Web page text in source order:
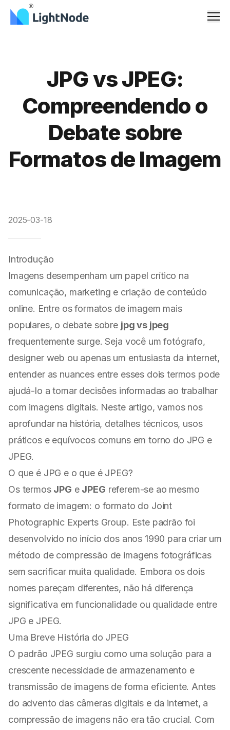
JPG vs JPEG:
Compreendendo o
Debate sobre
Formatos de Imagem
2025-03-18
Introdução
Imagens desempenham um papel crítico na
comunicação, marketing e criação de conteúdo
online. Entre os formatos de imagem mais
populares, o debate sobre jpg vs jpeg
frequentemente surge. Seja você um fotógrafo,
designer web ou apenas um entusiasta da internet,
entender as nuances entre esses dois termos pode
ajudá-lo a tomar decisões informadas ao trabalhar
com imagens digitais. Neste artigo, vamos nos
aprofundar na história, detalhes técnicos, usos
práticos e equívocos comuns em torno do JPG e
JPEG.
O que é JPG e o que é JPEG?
Os termos JPG e JPEG referem-se ao mesmo
formato de imagem: o formato do Joint
Photographic Experts Group. Este padrão foi
desenvolvido no início dos anos 1990 para criar um
método de compressão de imagens fotográficas
sem sacrificar muita qualidade. Embora os dois
nomes pareçam diferentes, não há diferença
significativa em funcionalidade ou qualidade entre
JPG e JPEG.
Uma Breve História do JPEG
O padrão JPEG surgiu como uma solução para a
crescente necessidade de armazenamento e
transmissão de imagens de forma eficiente. Antes
do advento das câmeras digitais e da internet, a
compressão de imagens não era tão crucial. Com